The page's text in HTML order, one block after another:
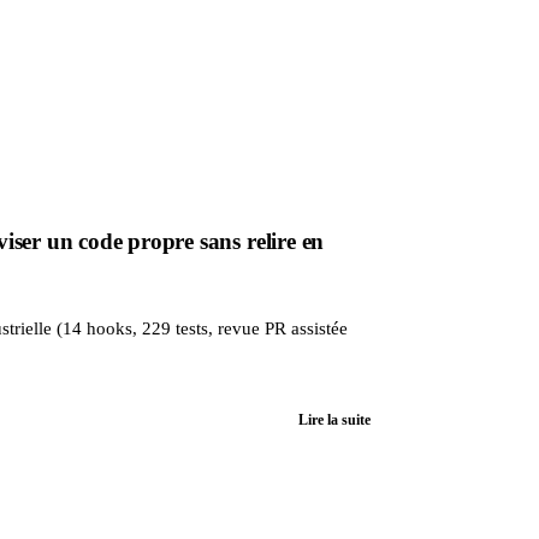
un code propre sans relire en
(14 hooks, 229 tests, revue PR assistée
Lire la suite